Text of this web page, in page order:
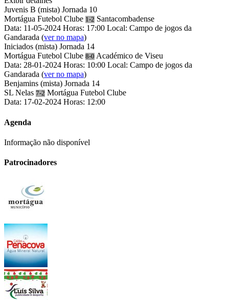
Juvenis B (mista) Jornada 10
Mortágua Futebol Clube 1-2 Santacombadense
Data: 11-05-2024 Horas: 17:00 Local: Campo de jogos da
Gandarada (ver no mapa)
Iniciados (mista) Jornada 14
Mortágua Futebol Clube 8-0 Académico de Viseu
Data: 28-01-2024 Horas: 10:00 Local: Campo de jogos da
Gandarada (ver no mapa)
Benjamins (mista) Jornada 14
SL Nelas 7-2 Mortágua Futebol Clube
Data: 17-02-2024 Horas: 12:00
Agenda
Informação não disponível
Patrocinadores